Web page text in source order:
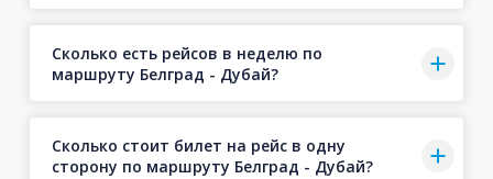
Сколько есть рейсов в неделю по
маршруту Белград - Дубай?
Сколько стоит билет на рейс в одну
сторону по маршруту Белград - Дубай?